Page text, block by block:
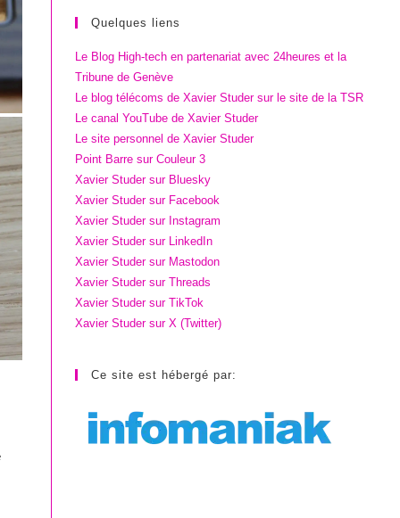
Quelques liens
Le Blog High-tech en partenariat avec 24heures et la
Tribune de Genève
Le blog télécoms de Xavier Studer sur le site de la TSR
Le canal YouTube de Xavier Studer
Le site personnel de Xavier Studer
Point Barre sur Couleur 3
Xavier Studer sur Bluesky
Xavier Studer sur Facebook
Xavier Studer sur Instagram
Xavier Studer sur LinkedIn
Xavier Studer sur Mastodon
Xavier Studer sur Threads
Xavier Studer sur TikTok
Xavier Studer sur X (Twitter)
Ce site est hébergé par: